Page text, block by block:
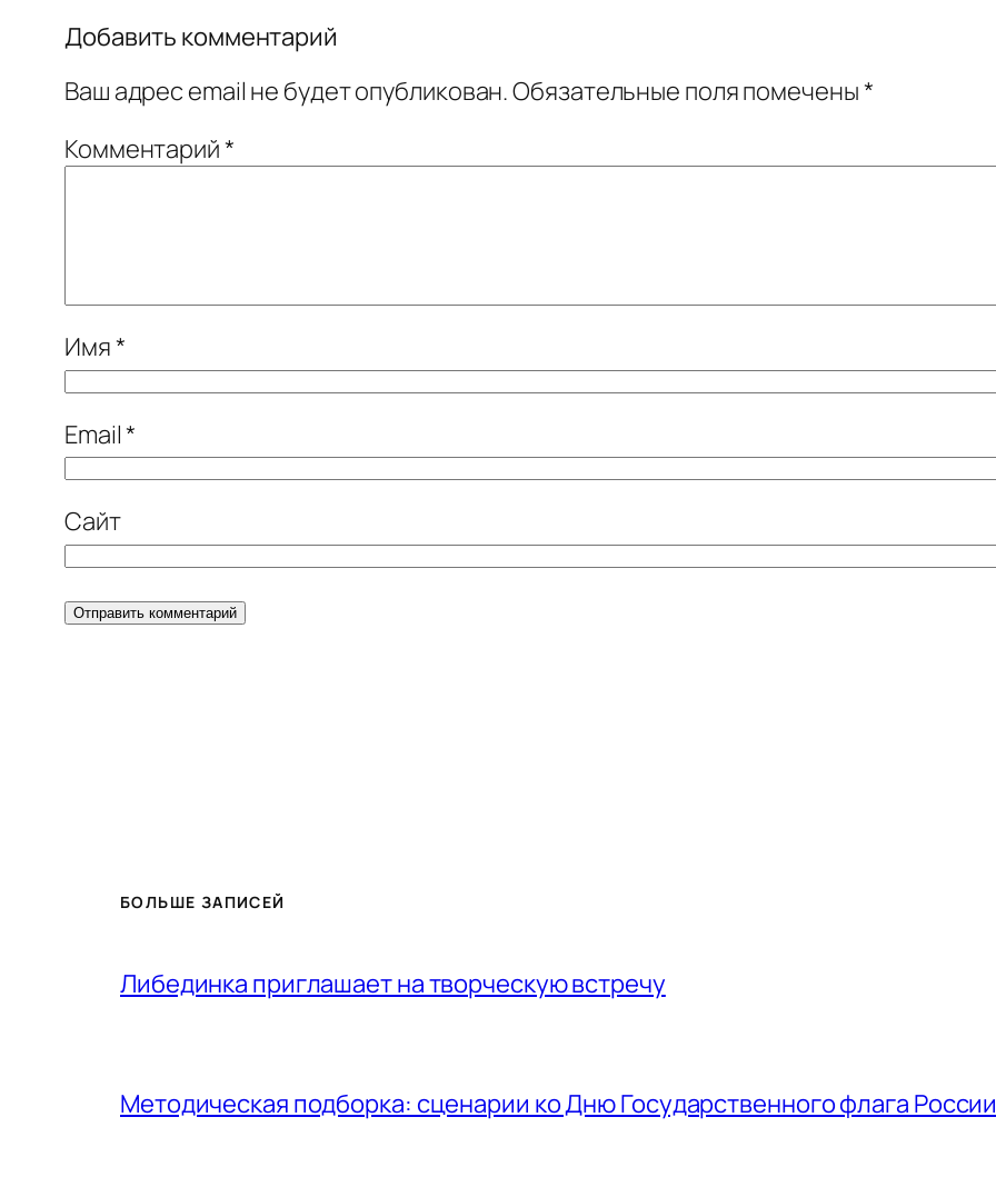
Добавить комментарий
Ваш адрес email не будет опубликован.Обязательные поля помечены*
Комментарий*
Имя*
Email*
Сайт
БОЛЬШЕ ЗАПИСЕЙ
Либединка приглашает на творческую встречу
Методическая подборка: сценарии ко Дню Государственного флага России